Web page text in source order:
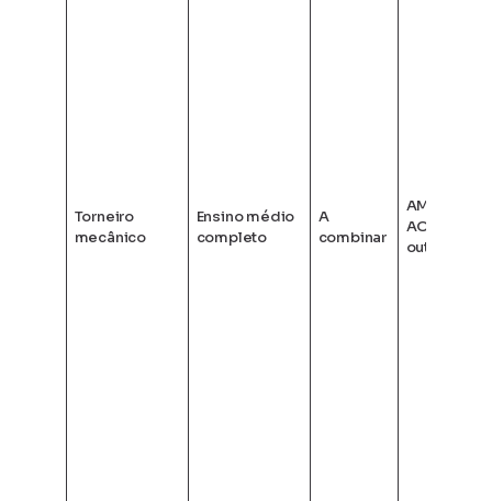
Torneiro
mecânico
Ensino médio
completo
A
combinar
AM + VT +
AO +
outros